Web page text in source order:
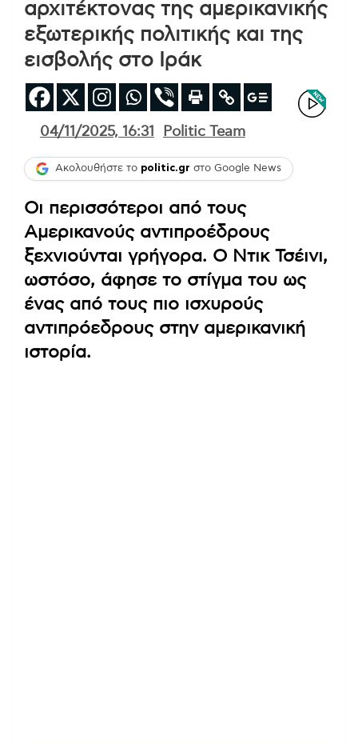
αρχιτέκτονας της αμερικανικής
εξωτερικής πολιτικής και της
εισβολής στο Ιράκ
04/11/2025, 16:31 Politic Team
Ακολουθήστε το politic.gr στο Google News
Οι περισσότεροι από τους
Αμερικανούς αντιπροέδρους
ξεχνιούνται γρήγορα. Ο Ντικ Τσέινι,
ωστόσο, άφησε το στίγμα του ως
ένας από τους πιο ισχυρούς
αντιπρόεδρους στην αμερικανική
ιστορία.